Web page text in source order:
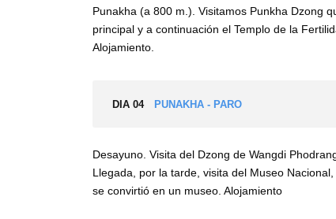
Punakha (a 800 m.). Visitamos Punkha Dzong
principal y a continuación el Templo de la
Alojamiento.
DIA 04 PUNAKHA - PARO
Desayuno. Visita del Dzong de Wangdi
Llegada, por la tarde, visita del Museo
se convirtió en un museo. Alojamiento